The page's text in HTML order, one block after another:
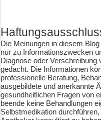
Die Meinungen in diesem
nur zu Informationszwecken
Diagnose oder Verschreibung
gedacht. Die Informationen
professionelle Beratung,
ausgebildete und anerkannte
gesundheitlichen Fragen von
beende keine Behandlungen
Selbstmedikation